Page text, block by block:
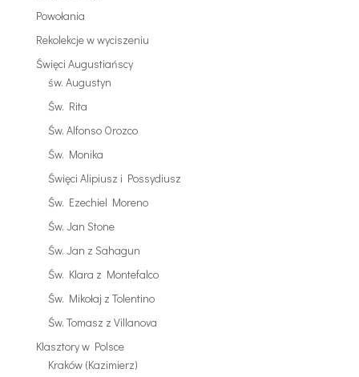
Powołania
Rekolekcje w wyciszeniu
Święci Augustiańscy
św. Augustyn
Św. Rita
Św. Alfonso Orozco
Św. Monika
Święci Alipiusz i Possydiusz
Św. Ezechiel Moreno
Św. Jan Stone
Św. Jan z Sahagun
Św. Klara z Montefalco
Św. Mikołaj z Tolentino
Św. Tomasz z Villanova
Klasztory w Polsce
Kraków (Kazimierz)